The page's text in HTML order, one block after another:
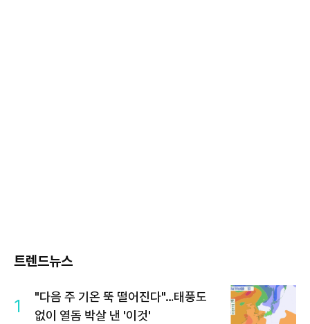
트렌드뉴스
1
"다음 주 기온 뚝 떨어진다"…태풍도
없이 열돔 박살 낸 '이것'